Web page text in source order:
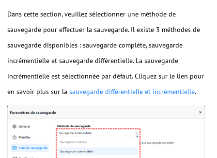
Dans cette section, veuillez sélectionner une méthode de
sauvegarde pour effectuer la sauvegarde. Il existe 3 méthodes de
sauvegarde disponibles : sauvegarde complète, sauvegarde
incrémentielle et sauvegarde différentielle. La sauvegarde
incrémentielle est sélectionnée par défaut. Cliquez sur le lien pour
en savoir plus sur la sauvegarde différentielle et incrémentielle.